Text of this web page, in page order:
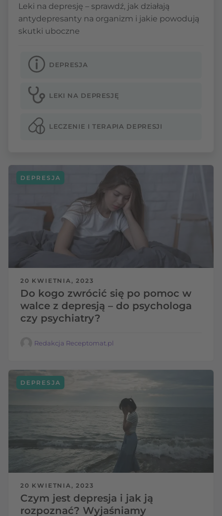
Leki na depresję – sprawdź, jak działają
antydepresanty na organizm i jakie powodują
skutki uboczne
DEPRESJA
LEKI NA DEPRESJĘ
LECZENIE I TERAPIA DEPRESJI
20 KWIETNIA, 2023
Do kogo zwrócić się po pomoc w
walce z depresją – do psychologa
czy psychiatry?
DEPRESJA
Redakcja Receptomat.pl
20 KWIETNIA, 2023
Czym jest depresja i jak ją
rozpoznać? Wyjaśniamy
DEPRESJA